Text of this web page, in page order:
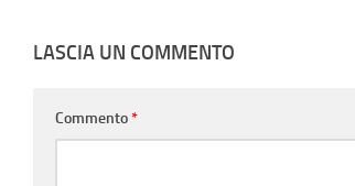
LASCIA UN COMMENTO
Commento*